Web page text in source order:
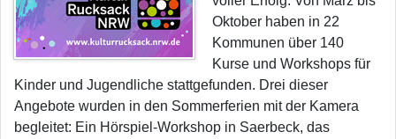
Oktober haben in 22
Kommunen über 140
Kurse und Workshops für
Kinder und Jugendliche stattgefunden. Drei dieser
Angebote wurden in den Sommerferien mit der Kamera
begleitet: Ein Hörspiel-Workshop in Saerbeck, das